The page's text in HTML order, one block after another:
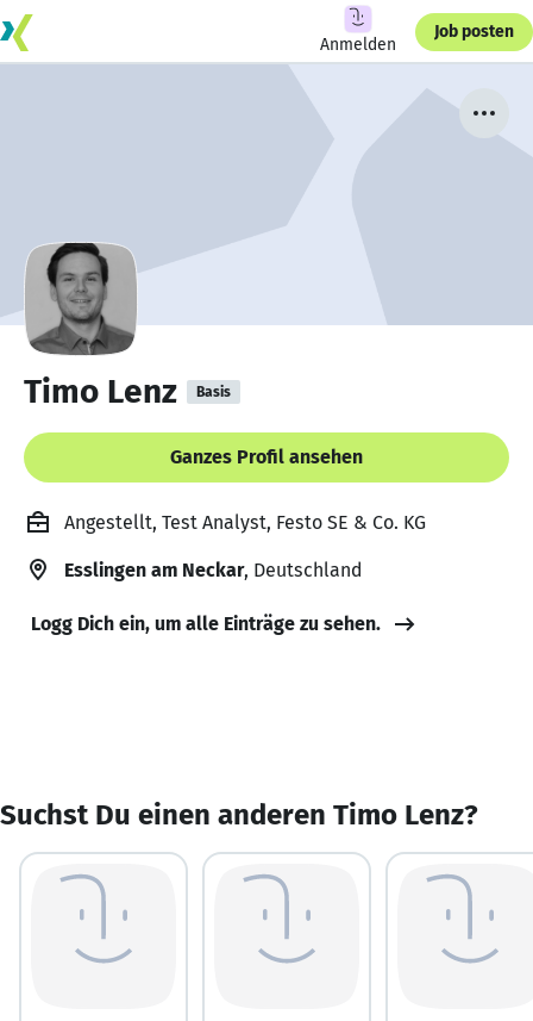
Anmelden
Job posten
Timo Lenz Basis
Ganzes Profil ansehen
Angestellt, Test Analyst, Festo SE & Co. KG
Esslingen am Neckar, Deutschland
Logg Dich ein, um alle Einträge zu sehen.
Suchst Du einen anderen Timo Lenz?